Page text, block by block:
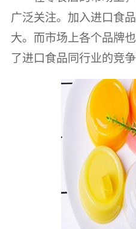
广泛关注。加入进口食
大。而市场上各个品牌
了进口食品同行业的竞